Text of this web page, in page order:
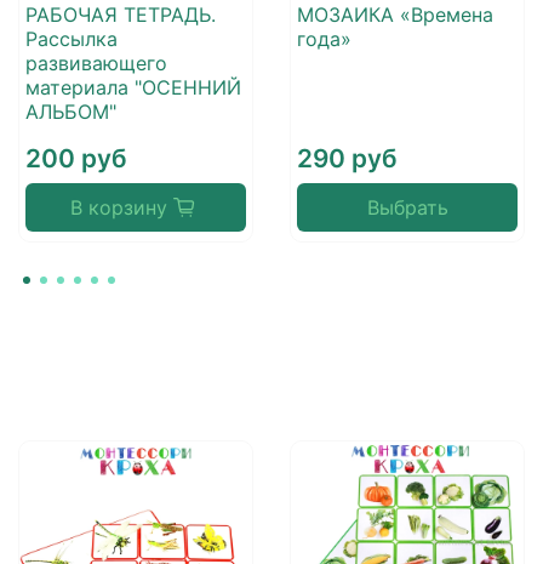
РАБОЧАЯ ТЕТРАДЬ.
Рассылка
развивающего
материала "ОСЕННИЙ
АЛЬБОМ"
200 руб
В корзину
МОЗАИКА «Времена
года»
290 руб
Выбрать